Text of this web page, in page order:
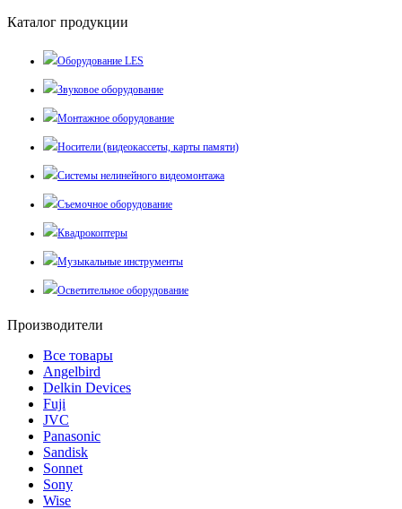
Каталог продукции
Оборудование LES
Звуковое оборудование
Монтажное оборудование
Носители (видеокассеты, карты памяти)
Системы нелинейного видеомонтажа
Съемочное оборудование
Квадрокоптеры
Музыкальные инструменты
Осветительное оборудование
Производители
Все товары
Angelbird
Delkin Devices
Fuji
JVC
Panasonic
Sandisk
Sonnet
Sony
Wise